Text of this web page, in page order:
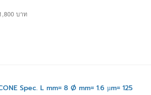
บาท
Spec. L mm= 8 Ø mm= 1.6 µm= 125